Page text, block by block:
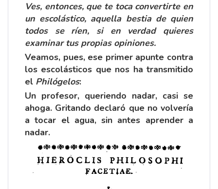
Ves, entonces, que te toca convertirte en
un escolástico, aquella bestia de quien
todos se ríen, si en verdad quieres
examinar tus propias opiniones.
Veamos, pues, ese primer apunte contra
los escolásticos que nos ha transmitido
el Philógelos:
Un profesor, queriendo nadar, casi se
ahoga. Gritando declaró que no volvería
a tocar el agua, sin antes aprender a
nadar.